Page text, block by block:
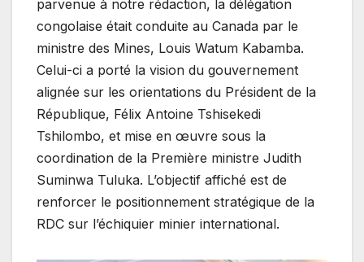
parvenue à notre rédaction, la délégation
congolaise était conduite au Canada par le
ministre des Mines, Louis Watum Kabamba.
Celui-ci a porté la vision du gouvernement
alignée sur les orientations du Président de la
République, Félix Antoine Tshisekedi
Tshilombo, et mise en œuvre sous la
coordination de la Première ministre Judith
Suminwa Tuluka. L’objectif affiché est de
renforcer le positionnement stratégique de la
RDC sur l’échiquier minier international.